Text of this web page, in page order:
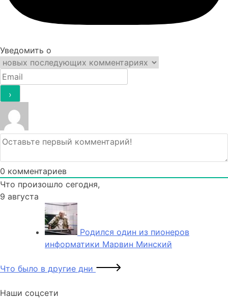
Уведомить о
0 комментариев
Что произошло сегодня,
9 августа
Родился один из пионеров
информатики Марвин Минский
Что было в другие дни
Наши соцсети